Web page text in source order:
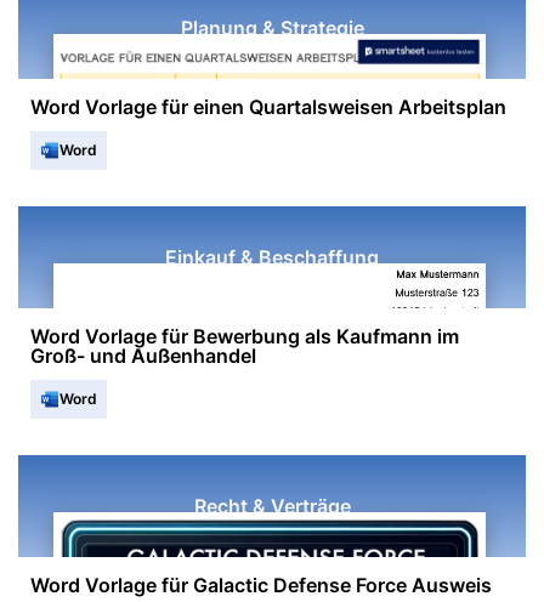
Planung & Strategie
Word Vorlage für einen Quartalsweisen Arbeitsplan
Word
Einkauf & Beschaffung
Word Vorlage für Bewerbung als Kaufmann im
Groß- und Außenhandel
Word
Recht & Verträge
Word Vorlage für Galactic Defense Force Ausweis